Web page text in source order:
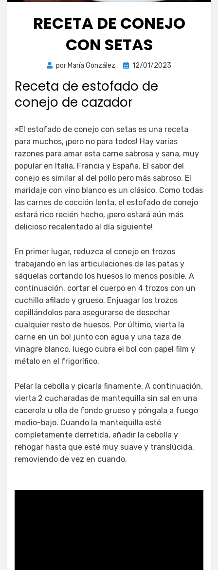
RECETA DE CONEJO
CON SETAS
por María González
Publicada
12/01/2023
Receta de estofado de
conejo de cazador
×El estofado de conejo con setas es una receta
para muchos, ¡pero no para todos! Hay varias
razones para amar esta carne sabrosa y sana, muy
popular en Italia, Francia y España. El sabor del
conejo es similar al del pollo pero más sabroso. El
maridaje con vino blanco es un clásico. Como todas
las carnes de cocción lenta, el estofado de conejo
estará rico recién hecho, ¡pero estará aún más
delicioso recalentado al día siguiente!
En primer lugar, reduzca el conejo en trozos
trabajando en las articulaciones de las patas y
sáquelas cortando los huesos lo menos posible. A
continuación, cortar el cuerpo en 4 trozos con un
cuchillo afilado y grueso. Enjuagar los trozos
cepillándolos para asegurarse de desechar
cualquier resto de huesos. Por último, vierta la
carne en un bol junto con agua y una taza de
vinagre blanco, luego cubra el bol con papel film y
métalo en el frigorífico.
Pelar la cebolla y picarla finamente. A continuación,
vierta 2 cucharadas de mantequilla sin sal en una
cacerola u olla de fondo grueso y póngala a fuego
medio-bajo. Cuando la mantequilla esté
completamente derretida, añadir la cebolla y
rehogar hasta que esté muy suave y translúcida,
removiendo de vez en cuando.